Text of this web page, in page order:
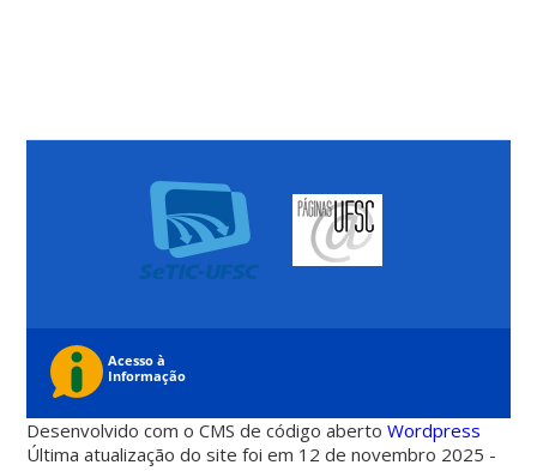
Desenvolvido com o CMS de código abertoWordpress
Última atualização do site foi em 12 de novembro 2025 -